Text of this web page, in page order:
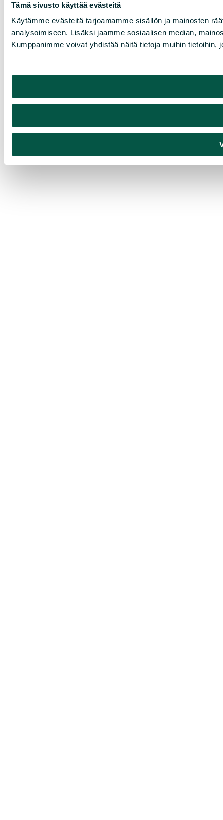
Tämä sivusto käyttää evästeitä
Käytämme evästeitä tarjoamamme sisällön ja mainosten
analysoimiseen. Lisäksi jaamme sosiaalisen median,
Kumppanimme voivat yhdistää näitä tietoja muihin tietoihin,